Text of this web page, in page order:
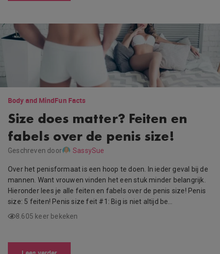
Body and MindFun Facts
Size does matter? Feiten en
fabels over de penis size!
Geschreven door SassySue
Over het penisformaat is een hoop te doen. In ieder geval bij de
mannen. Want vrouwen vinden het een stuk minder belangrijk.
Hieronder lees je alle feiten en fabels over de penis size! Penis
size: 5 feiten! Penis size feit #1: Big is niet altijd be…
8.605 keer bekeken